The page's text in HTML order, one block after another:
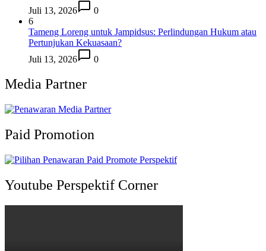
Juli 13, 2026
0
6
Tameng Loreng untuk Jampidsus: Perlindungan Hukum atau
Pertunjukan Kekuasaan?
Juli 13, 2026
0
Media Partner
Paid Promotion
Youtube Perspektif Corner